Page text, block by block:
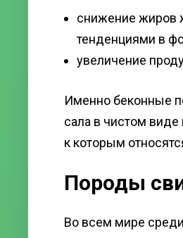
снижение жиров
тенденциями в
увеличение
Именно беконные
сала в чистом
к которым
Породы
Во всем мире